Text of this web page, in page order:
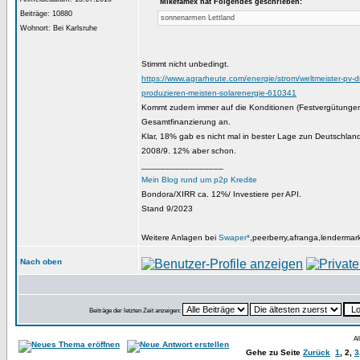
Beiträge: 10880
Wohnort: Bei Karlsruhe
Mikefamex hat Folgendes geschrieben:
sonnenarmen Lettland
Stimmt nicht unbedingt.
https://www.agrarheute.com/energie/strom/weltmeister-pv-
produzieren-meisten-solarenergie-610341
Kommt zudem immer auf die Konditionen
Gesamtfinanzierung an.
Klar, 18% gab es nicht mal in bester Lage zun
2008/9. 12% aber schon.
Mein Blog rund um p2p Kredite
Bondora/XIRR ca. 12%/ Investiere per API.
Stand 9/2023
Weitere Anlagen bei Swaper*
Nach oben
Beiträge der letzten Zeit anzeigen:
Gehe zu Seite Zurück 1 2 3